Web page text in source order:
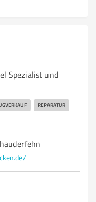
Spezialist und
REPARATUR